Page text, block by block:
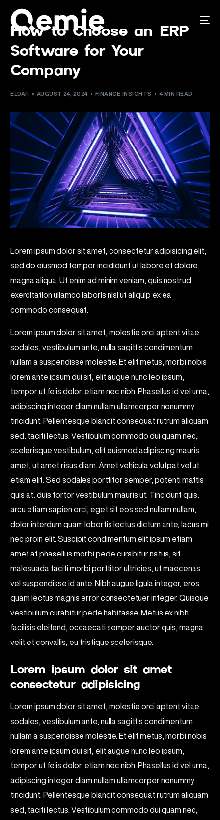
How to Choose an ERP
Software for Your
Company
ELDAR AUGUST 24, 2024 FINANCE ,INSIGHTS 4 MIN READ
Lorem ipsum dolor sit amet, consectetur adipisicing elit,
sed do eiusmod tempor incididunt ut labore et dolore
magna aliqua. Ut enim ad minim veniam, quis nostrud
exercitation ullamco laboris nisi ut aliquip ex ea
commodo consequat.
Lorem ipsum dolor sit amet, molestie orci aptent vitae
sodales, vestibulum ante, nulla sagittis condimentum
nullam a suspendisse molestie. Et elit metus, morbi nobis
lorem ante ipsum dui sit, elit augue nunc leo ipsum,
tempor ut felis dolor, etiam nec nibh. Phasellus id vel urna,
adipiscing integer diam nullam ullamcorper nonummy
tincidunt. Pellentesque blandit consequat rutrum aliquam
sed, taciti lectus. Vestibulum commodo dui quam nec,
scelerisque vestibulum, elit euismod adipiscing mauris
amet, ut amet risus diam. Amet vehicula volutpat vel ut
etiam elit. Sed sodales porttitor semper, potenti mattis
quis at, duis tortor vestibulum mauris ut. Tincidunt quis,
arcu etiam sapien orci, eget sit eos sed nullam nullam,
dolor interdum quam lobortis lectus dictum ante, lacus mi
nec proin elit. Suscipit condimentum elit ipsum etiam,
amet at phasellus morbi pede curabitur natus, sit
malesuada taciti morbi porttitor ultricies, ut maecenas
vel suspendisse id ante. Nibh augue ligula integer, eros
quam lectus magnis error consectetuer integer. Quisque
vestibulum curabitur pede habitasse. Metus ex nibh
facilisis eleifend, occaecati semper auctor quis, magna
velit et convallis, eu tristique scelerisque.
Lorem ipsum dolor sit amet
consectetur adipisicing
Lorem ipsum dolor sit amet, molestie orci aptent vitae
sodales, vestibulum ante, nulla sagittis condimentum
nullam a suspendisse molestie. Et elit metus, morbi nobis
lorem ante ipsum dui sit, elit augue nunc leo ipsum,
tempor ut felis dolor, etiam nec nibh. Phasellus id vel urna,
adipiscing integer diam nullam ullamcorper nonummy
tincidunt. Pellentesque blandit consequat rutrum aliquam
sed, taciti lectus. Vestibulum commodo dui quam nec,